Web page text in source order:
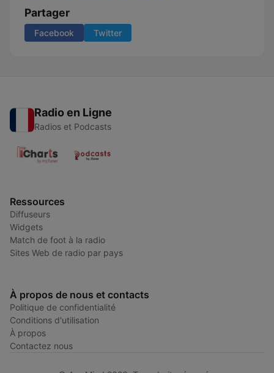
Partager
Facebook Twitter
Radio en Ligne
Radios et Podcasts
Ressources
Diffuseurs
Widgets
Match de foot à la radio
Sites Web de radio par pays
À propos de nous et contacts
Politique de confidentialité
Conditions d'utilisation
À propos
Contactez nous